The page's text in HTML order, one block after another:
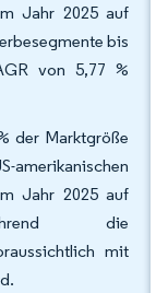
Jahr 2025 auf
bis
von 5,77 %
der Marktgröße
Jahr 2025 auf
die
mit